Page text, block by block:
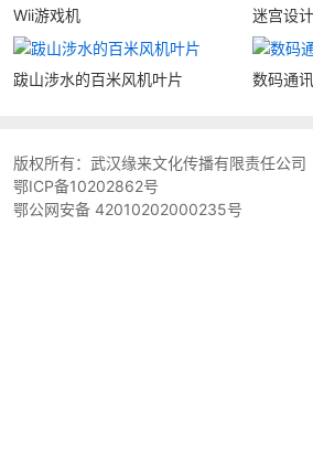
Wii游戏机 迷宫设
跋山涉水的百米风机叶片 数码通讯
版权所有： 武汉缘来文化传播有限责任公司
鄂ICP备10202862号
鄂公网安备 42010202000235号